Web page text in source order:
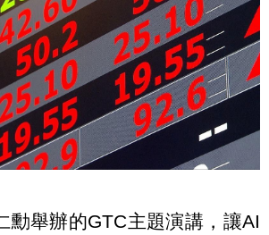
勳舉辦的GTC主題演講，讓AI